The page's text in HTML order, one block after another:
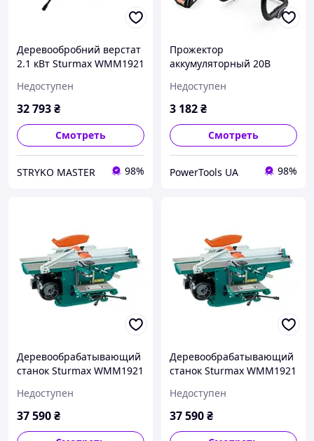
Деревообробний верстат
2.1 кВт Sturmax WMM1921
Недоступен
32 793₴
Смотреть
STRYKO MASTER 98%
Прожектор
аккумуляторный 20В
LLM8301CR+АКБ+Зарядно
е M1 Series
Недоступен
3 182₴
Смотреть
PowerTools UA 98%
Деревообрабатывающий
станок Sturmax WMM1921
Недоступен
37 590₴
Деревообрабатывающий
станок Sturmax WMM1921
Недоступен
37 590₴